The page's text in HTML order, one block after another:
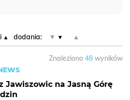
dodania: ▼ ▲
Znaleziono 48 wyników
Jawiszowic na Jasną Górę